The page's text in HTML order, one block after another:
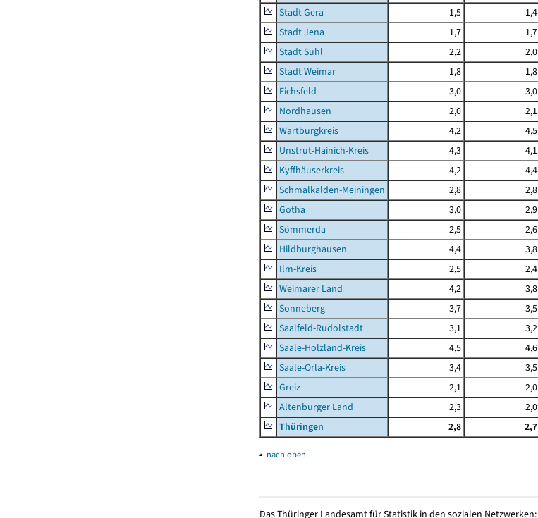
Stadt Gera
1,5 1,4
Stadt Jena
1,7 1,7
Stadt Suhl
2,2 2,0
Stadt Weimar
1,8 1,8
Eichsfeld
3,0 3,0
Nordhausen
2,0 2,1
Wartburgkreis
4,2 4,5
Unstrut-Hainich-Kreis
4,3 4,1
Kyffhäuserkreis
4,2 4,4
Schmalkalden-Meiningen
2,8 2,8
Gotha
3,0 2,9
Sömmerda
2,5 2,6
Hildburghausen
4,4 3,8
Ilm-Kreis
2,5 2,4
Weimarer Land
4,2 3,8
Sonneberg
3,7 3,5
Saalfeld-Rudolstadt
3,1 3,2
Saale-Holzland-Kreis
4,5 4,6
Saale-Orla-Kreis
3,4 3,5
Greiz
2,1 2,0
Altenburger Land
2,3 2,0
Thüringen
2,8 2,7
▴ nach oben
Das Thüringer Landesamt für Statistik in den sozialen Netzwerken: